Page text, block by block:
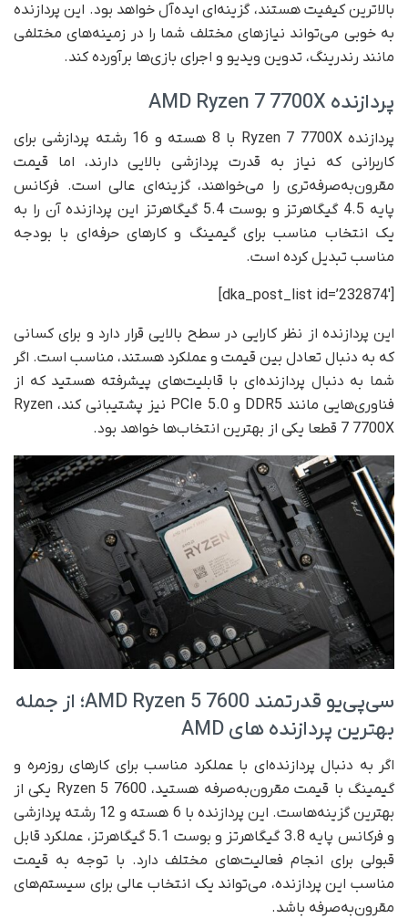
بالاترین کیفیت هستند، گزینه‌ای ایده‌آل خواهد بود. این پردازنده
به خوبی می‌تواند نیازهای مختلف شما را در زمینه‌های مختلفی
مانند رندرینگ، تدوین ویدیو و اجرای بازی‌ها برآورده کند.
پردازنده AMD Ryzen 7 7700X
پردازنده Ryzen 7 7700X با 8 هسته و 16 رشته پردازشی برای
کاربرانی که نیاز به قدرت پردازشی بالایی دارند، اما قیمت
مقرون‌به‌صرفه‌تری را می‌خواهند، گزینه‌ای عالی است. فرکانس
پایه 4.5 گیگاهرتز و بوست 5.4 گیگاهرتز این پردازنده آن را به
یک انتخاب مناسب برای گیمینگ و کارهای حرفه‌ای با بودجه
مناسب تبدیل کرده است.
این پردازنده از نظر کارایی در سطح بالایی قرار دارد و برای کسانی
که به دنبال تعادل بین قیمت و عملکرد هستند، مناسب است. اگر
شما به دنبال پردازنده‌ای با قابلیت‌های پیشرفته هستید که از
فناوری‌هایی مانند DDR5 و PCIe 5.0 نیز پشتیبانی کند، Ryzen
7 7700X قطعا یکی از بهترین انتخاب‌ها خواهد بود.
سی‌پی‌یو قدرتمند AMD Ryzen 5 7600؛ از جمله
بهترین پردازنده های AMD
اگر به دنبال پردازنده‌ای با عملکرد مناسب برای کارهای روزمره و
گیمینگ با قیمت مقرون‌به‌صرفه هستید، Ryzen 5 7600 یکی از
بهترین گزینه‌هاست. این پردازنده با 6 هسته و 12 رشته پردازشی
و فرکانس پایه 3.8 گیگاهرتز و بوست 5.1 گیگاهرتز، عملکرد قابل
قبولی برای انجام فعالیت‌های مختلف دارد. با توجه به قیمت
مناسب این پردازنده، می‌تواند یک انتخاب عالی برای سیستم‌های
مقرون‌به‌صرفه باشد.